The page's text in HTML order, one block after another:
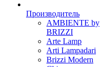
Производитель
AMBIENTE by
BRIZZI
Arte Lamp
Arti Lampadari
Brizzi Modern